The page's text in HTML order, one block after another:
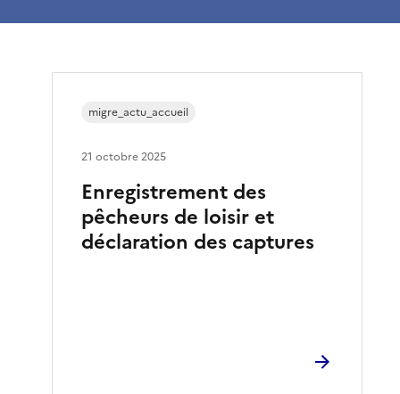
Enregistrement des
pêcheurs de loisir et
déclaration des captures
migre_actu_accueil
21 octobre 2025